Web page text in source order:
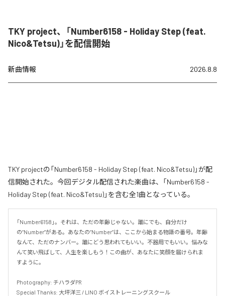
TKY project、「Number6158 - Holiday Step (feat.
Nico&Tetsu)」を配信開始
新曲情報 2026.8.8
TKY projectの「Number6158 - Holiday Step (feat. Nico&Tetsu)」が配
信開始された。今回デジタル配信された楽曲は、「Number6158 -
Holiday Step (feat. Nico&Tetsu)」を含む全1曲となっている。
「Number6158」。それは、ただの年齢じゃない。誰にでも、自分だけ
の“Number”がある。あなたの“Number”は、ここから始まる物語の番号。年齢
なんて、ただのナンバー。誰にどう思われてもいい。不器用でもいい。悩みな
んて笑い飛ばして、人生を楽しもう！この曲が、あなたに笑顔を届けられま
すように。
Photography: チハラダPR
Special Thanks: 大坪洋三 / LINO ボイストレーニングスクール